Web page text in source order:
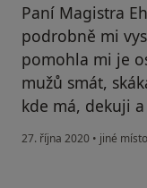
Paní Magistra
podrobně mi
pomohla mi je
mužů smát,
kde má, dekuji
27. října 2020 • jiné místo